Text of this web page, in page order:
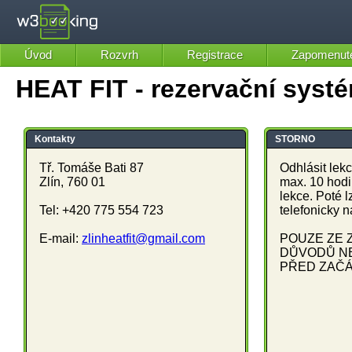
Úvod Rozvrh Registrace
HEAT FIT - rezervační
Kontakty
Tř. Tomáše Bati 87
Zlín, 760 01
Tel: +420 775 554 723
E-mail: zlinheatfit@gmail.com
STORNO
Odhlásit
max. 10
lekce. Poté
telefonicky
POUZE ZE
DŮVODŮ
PŘED